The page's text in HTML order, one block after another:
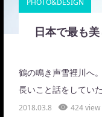
日本で最も
鶴の鳴き声雪裡川へ
長いこと話をしてい
2018.03.8 424 view